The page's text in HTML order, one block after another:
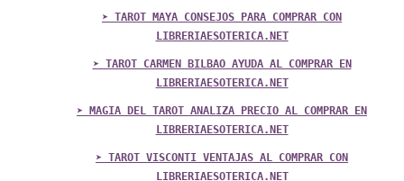
➤ TAROT MAYA CONSEJOS PARA COMPRAR CON
LIBRERIAESOTERICA.NET
➤ TAROT CARMEN BILBAO AYUDA AL COMPRAR EN
LIBRERIAESOTERICA.NET
➤ MAGIA DEL TAROT ANALIZA PRECIO AL COMPRAR EN
LIBRERIAESOTERICA.NET
➤ TAROT VISCONTI VENTAJAS AL COMPRAR CON
LIBRERIAESOTERICA.NET